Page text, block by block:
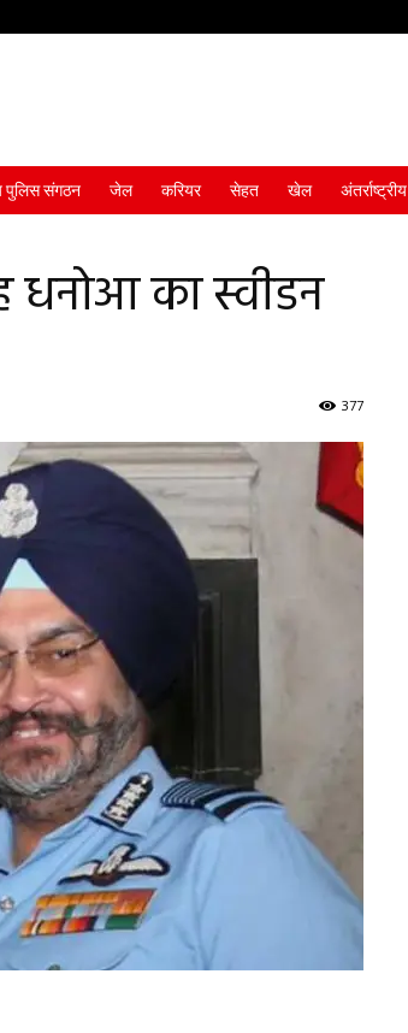
पुलिस संगठन जेल करियर सेहत खेल अंतर्राष्ट्रीय
धनोआ का स्वीडन
377